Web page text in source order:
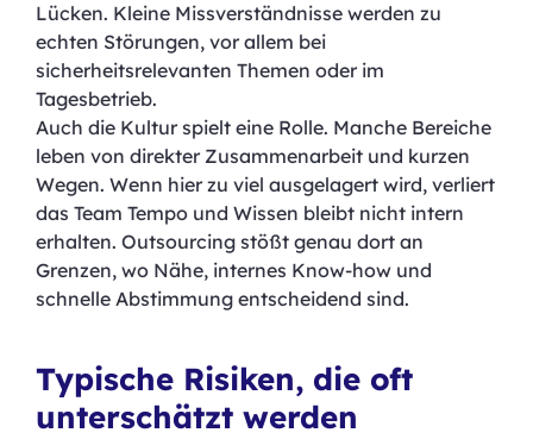
Lücken. Kleine Missverständnisse werden zu
echten Störungen, vor allem bei
sicherheitsrelevanten Themen oder im
Tagesbetrieb.
Auch die Kultur spielt eine Rolle. Manche Bereiche
leben von direkter Zusammenarbeit und kurzen
Wegen. Wenn hier zu viel ausgelagert wird, verliert
das Team Tempo und Wissen bleibt nicht intern
erhalten. Outsourcing stößt genau dort an
Grenzen, wo Nähe, internes Know-how und
schnelle Abstimmung entscheidend sind.
Typische Risiken, die oft
unterschätzt werden